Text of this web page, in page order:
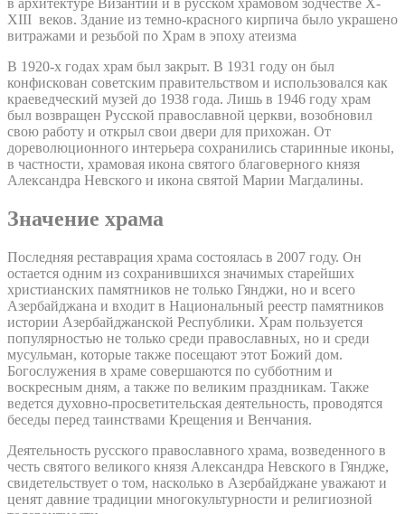
в архитектуре Византии и в русском храмовом зодчестве X-
XIII веков. Здание из темно-красного кирпича было украшено
витражами и резьбой по Храм в эпоху атеизма
В 1920-х годах храм был закрыт. В 1931 году он был
конфискован советским правительством и использовался как
краеведческий музей до 1938 года. Лишь в 1946 году храм
был возвращен Русской православной церкви, возобновил
свою работу и открыл свои двери для прихожан. От
дореволюционного интерьера сохранились старинные иконы,
в частности, храмовая икона святого благоверного князя
Александра Невского и икона святой Марии Магдалины.
Значение храма
Последняя реставрация храма состоялась в 2007 году. Он
остается одним из сохранившихся значимых старейших
христианских памятников не только Гянджи, но и всего
Азербайджана и входит в Национальный реестр памятников
истории Азербайджанской Республики. Храм пользуется
популярностью не только среди православных, но и среди
мусульман, которые также посещают этот Божий дом.
Богослужения в храме совершаются по субботним и
воскресным дням, а также по великим праздникам. Также
ведется духовно-просветительская деятельность, проводятся
беседы перед таинствами Крещения и Венчания.
Деятельность русского православного храма, возведенного в
честь святого великого князя Александра Невского в Гяндже,
свидетельствует о том, насколько в Азербайджане уважают и
ценят давние традиции многокультурности и религиозной